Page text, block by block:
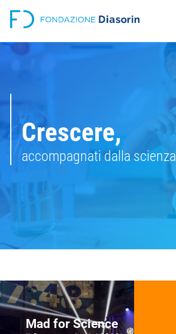
Crescere,
accompagnati dalla scienza
Mad for Science